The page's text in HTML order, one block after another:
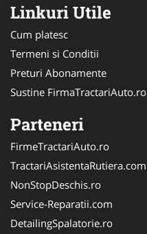
Linkuri Utile
Cum platesc
Termeni si Conditii
Preturi Abonamente
Sustine FirmaTractariAuto.ro
Parteneri
FirmeTractariAuto.ro
TractariAsistentaRutiera.com
NonStopDeschis.ro
Service-Reparatii.com
DetailingSpalatorie.ro